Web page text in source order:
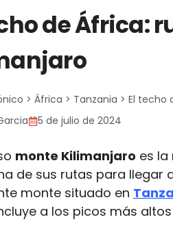
de África:
> África > Tanzania > El techo
5 de julio de 2024
monte Kilimanjaro es
de sus rutas para llegar
monte situado en
a los picos más